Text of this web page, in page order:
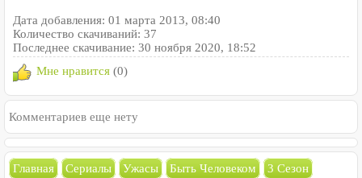
Дата добавления: 01 марта 2013, 08:40
Количество скачиваний: 37
Последнее скачивание: 30 ноября 2020, 18:52
Мне нравится (0)
Комментариев еще нету
Главная Сериалы Ужасы Быть Человеком 3 Сезон